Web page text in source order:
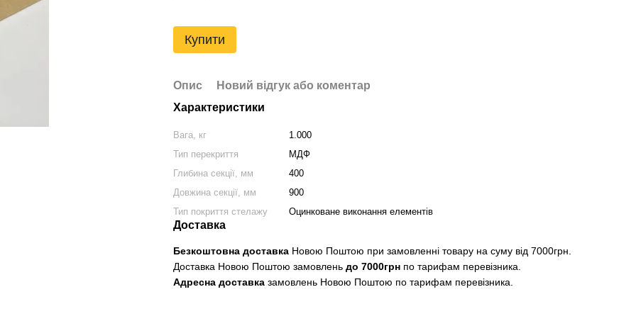
Купити
Опис
Новий відгук або коментар
Характеристики
Вага, кг
1.000
Тип перекриття
МДФ
Глибина секції, мм
400
Довжина секції, мм
900
Тип покриття стелажу
Оцинковане виконання елементів
Доставка
Безкоштовна доставка Новою Поштою при замовленні товару на суму від 7000грн.
Доставка Новою Поштою замовлень до 7000грн по тарифам перевізника.
Адресна доставка замовлень Новою Поштою по тарифам перевізника.